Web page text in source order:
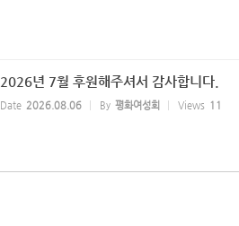
2026년 7월 후원해주셔서 감사합니다.
Date 2026.08.06 By 평화여성회 Views 11